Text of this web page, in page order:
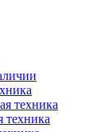
техника
техника